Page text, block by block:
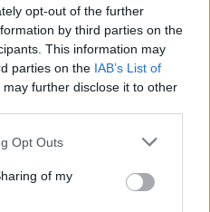
opt-out of the further
by third parties on the
This information may
parties on the IAB’s List of
may further disclose it to other
Opt Outs
of my